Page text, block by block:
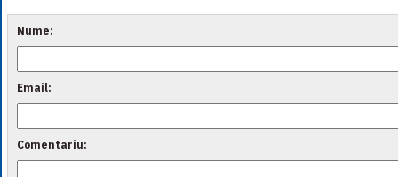
Nume:
Email:
Comentariu: